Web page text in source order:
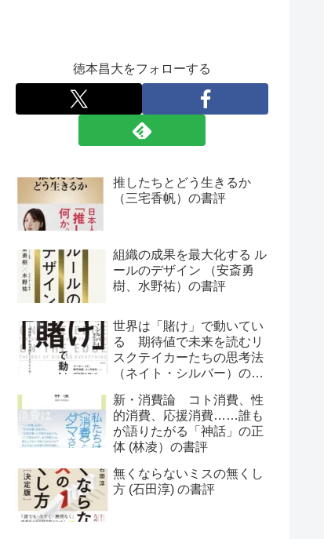
徳本昌大をフォローする
推したちとどう生きるか
（三宅香帆）の書評
組織の成果を最大化する ル
ールのデザイン （安斎勇
樹、水野祐）の書評
世界は「賭け」で動いてい
る 期待値で未来を読むリ
スクテイカーたちの思考法
（ネイト・シルバー）の書
新・消費論 コト消費、性
的消費、応援消費……誰も
が語りたがる「神話」の正
体 (林凌）の書評
無くならないミスの無くし
方 (石田淳) の書評